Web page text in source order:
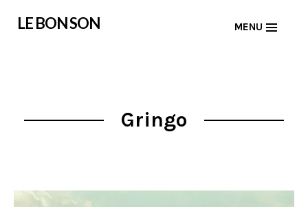
LE BON SON MENU
Gringo